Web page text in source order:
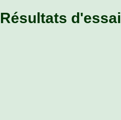
Résultats d'essai